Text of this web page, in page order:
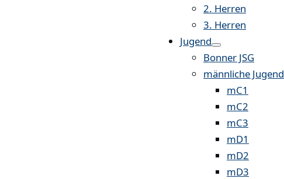
2. Herren
3. Herren
Jugend
Bonner JSG
männliche Jugend
mC1
mC2
mC3
mD1
mD2
mD3